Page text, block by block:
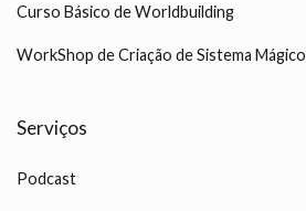
Curso Básico de Worldbuilding
WorkShop de Criação de Sistema Mágico
Serviços
Podcast